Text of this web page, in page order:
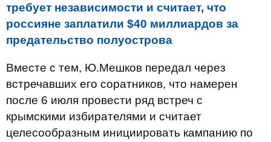
требует независимости и считает, что
россияне заплатили $40 миллиардов за
предательство полуострова
Вместе с тем, Ю.Мешков передал через
встречавших его соратников, что намерен
после 6 июля провести ряд встреч с
крымскими избирателями и считает
целесообразным инициировать кампанию по